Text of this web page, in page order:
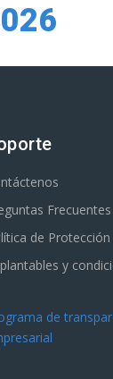
Frecuentes
de
y
de